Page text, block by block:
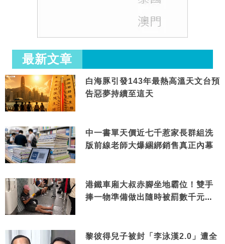
最新文章
白海豚引發143年最熱高溫天文台預
告惡夢持續至這天
中一書單天價近七千惹家長群組洗
版前線老師大爆綑綁銷售真正內幕
港鐵車廂大叔赤腳坐地霸位！雙手
捧一物準備做出隨時被罰數千元舉
黎彼得兒子被封「李泳漢2.0」遭全